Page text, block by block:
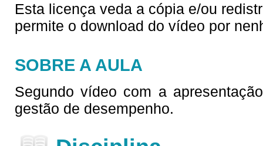
Esta licença veda a cópia e/ou
permite o download do vídeo por
SOBRE A AULA
Segundo vídeo com a
gestão de desempenho.